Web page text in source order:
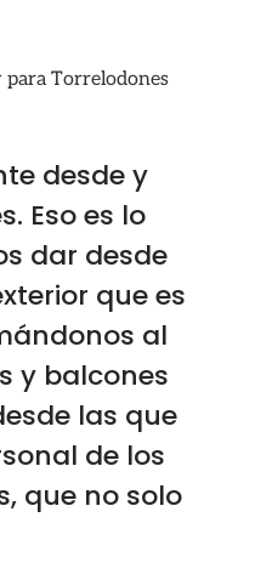
para Torrelodones
desde y
Eso es lo
dar desde
que es
al
y balcones
las que
de los
que no solo